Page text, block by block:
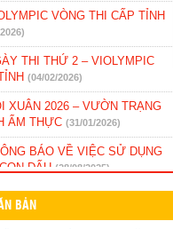
VÒNG THI CẤP TỈNH
THI THỨ 2 – VIOLYMPIC
(04/02/2026)
XUÂN 2026 – VƯỜN TRẠNG
ẨM THỰC (31/01/2026)
BÁO VỀ VIỆC SỬ DỤNG
DẤU (28/08/2025)
BÁO TỰU TRƯỜNG NĂM
– 2026
BẢN